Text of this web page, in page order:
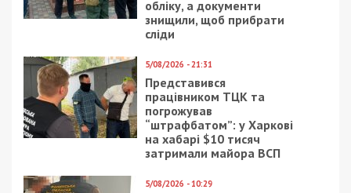
обліку, а документи
знищили, щоб прибрати
сліди
5/08/2026 - 21:31
Представився
працівником ТЦК та
погрожував
“штрафбатом”: у Харкові
на хабарі $10 тисяч
затримали майора ВСП
5/08/2026 - 10:29